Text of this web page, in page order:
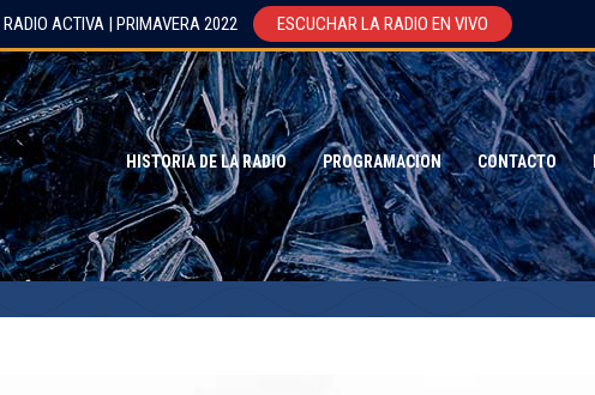
HISTORIA DE LA RADIO PROGRAMACION CONTACTO
ACTIVA | PRIMAVERA 2022 ESCUCHAR LA RADIO EN VIVO